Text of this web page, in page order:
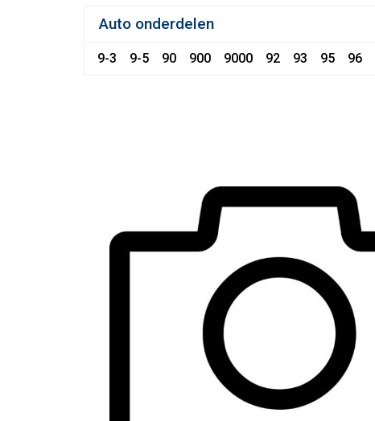
Auto onderdelen
9-3 9-5 90 900 9000 92 93 95 96